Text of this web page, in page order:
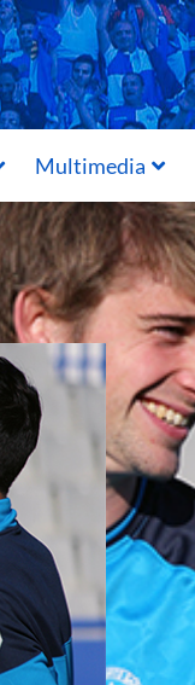
Multimedia